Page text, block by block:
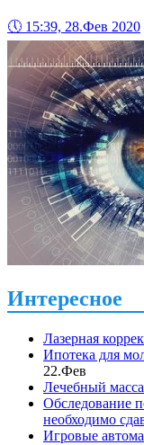
🕔 15:39, 28.Фев 2020
Интересное
Лазерная
Ипотека для
22.Фев
Лечебный
Обследование
необходимо
Игровые